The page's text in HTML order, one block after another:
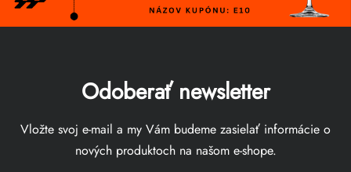
Odoberať newsletter
Vložte svoj e-mail a my Vám budeme zasielať informácie o
nových produktoch na našom e-shope.